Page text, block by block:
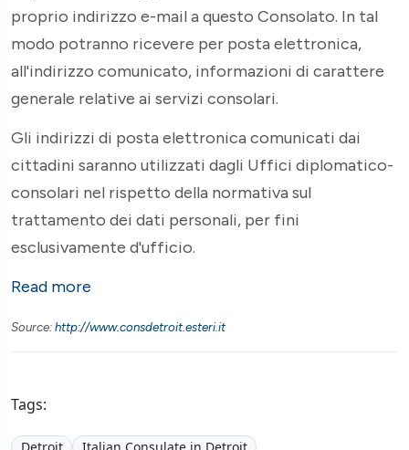
proprio indirizzo e-mail a questo Consolato. In tal
modo potranno ricevere per posta elettronica,
all'indirizzo comunicato, informazioni di carattere
generale relative ai servizi consolari.
Gli indirizzi di posta elettronica comunicati dai
cittadini saranno utilizzati dagli Uffici diplomatico-
consolari nel rispetto della normativa sul
trattamento dei dati personali, per fini
esclusivamente d'ufficio.
Read more
Source:http://www.consdetroit.esteri.it
Tags:
Detroit
Italian Consulate in Detroit